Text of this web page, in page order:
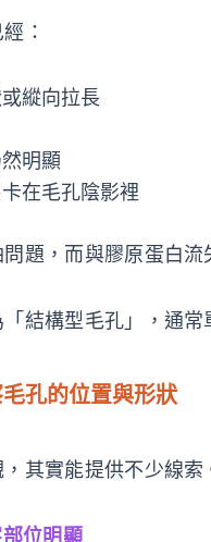
：
縱向拉長
明顯
在毛孔陰影裡
題，而與膠原蛋白
結構型毛孔」，通
孔的位置與形狀
其實能提供不少線索
位明顯